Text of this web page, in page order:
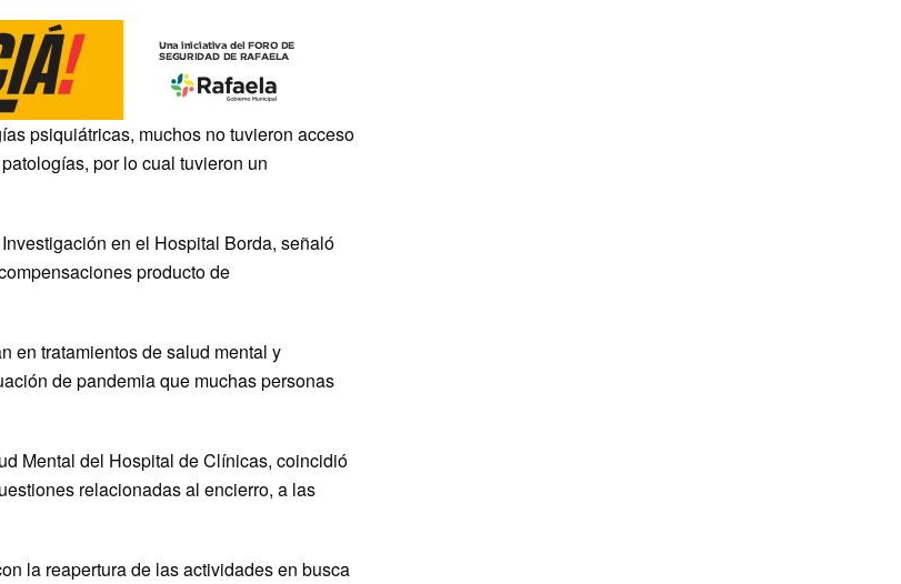
psiquiátricas, muchos no tuvieron acceso
por lo cual tuvieron un
en el Hospital Borda, señaló
producto de
en tratamientos de salud mental y
de pandemia que muchas personas
Mental del Hospital de Clínicas, coincidió
relacionadas al encierro, a las
la reapertura de las actividades en busca